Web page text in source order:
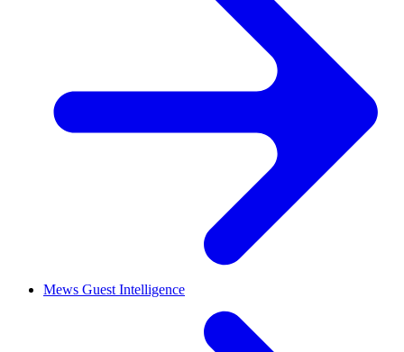
Mews Guest Intelligence